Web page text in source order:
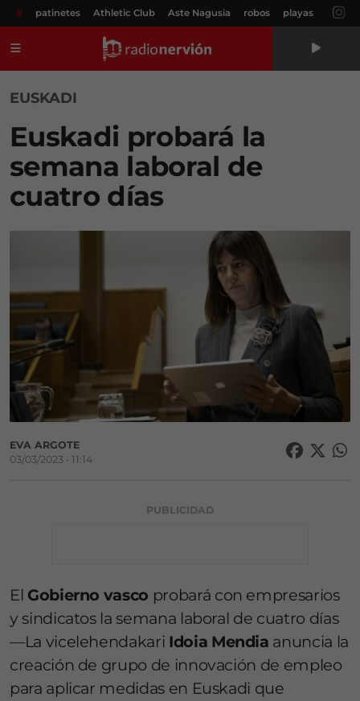
# patinetes Athletic Club Aste Nagusia robos playas
EUSKADI
Euskadi probará la
semana laboral de
cuatro días
EVA ARGOTE
03/03/2023 • 11:14
PUBLICIDAD
El Gobierno vasco probará con empresarios
y sindicatos la semana laboral de cuatro días
—La vicelehendakari Idoia Mendia anuncia la
creación de grupo de innovación de empleo
para aplicar medidas en Euskadi que